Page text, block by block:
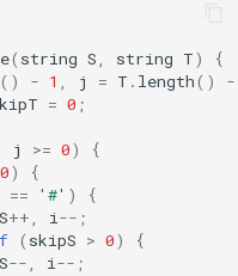
( string S string T)
{
() - 1 j = T . length()
-
= 0 ;
j >= 0)
{
0)
{
== '#' )
{
++ i -- ;
( skipS > 0)
{
-- i -- ;